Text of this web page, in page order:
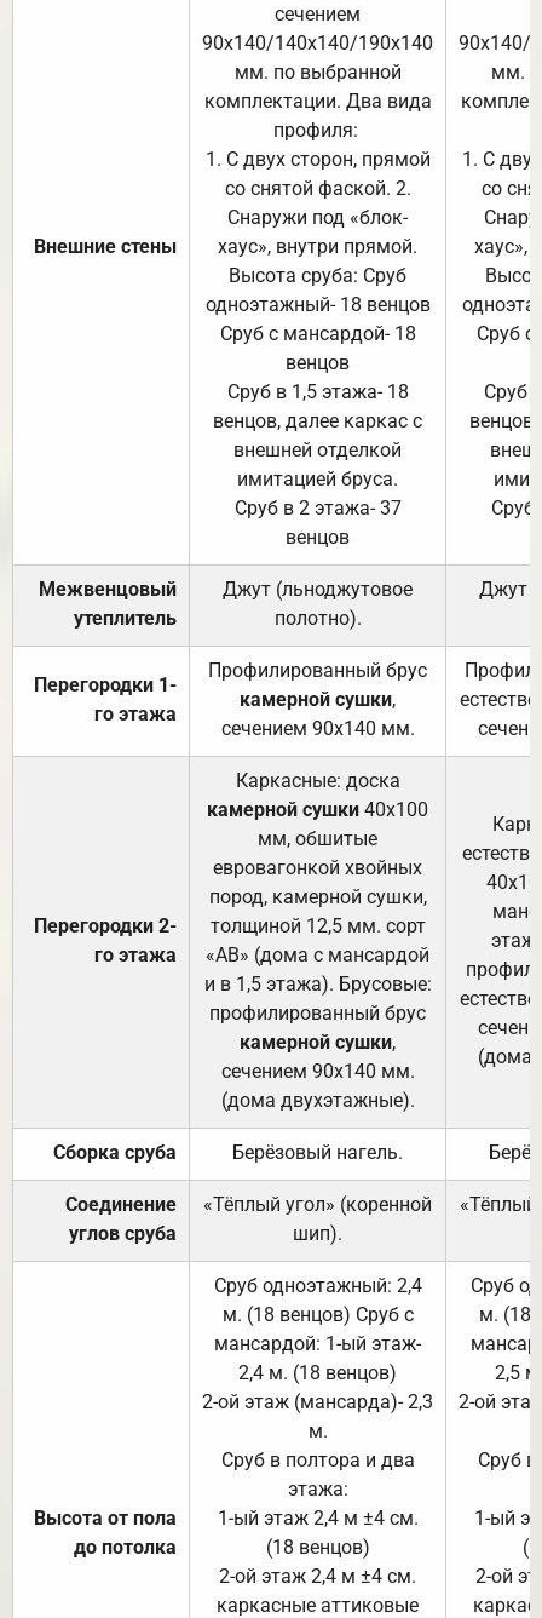
Внешние стены
сечением
90х140/140х140/190х140
мм. по выбранной
комплектации. Два вида
профиля:
1. С двух сторон, прямой
со снятой фаской. 2.
Снаружи под «блок-
хаус», внутри прямой.
Высота сруба: Сруб
одноэтажный- 18 венцов
Сруб с мансардой- 18
венцов
Сруб в 1,5 этажа- 18
венцов, далее каркас с
внешней отделкой
имитацией бруса.
Сруб в 2 этажа- 37
венцов
90х140/
мм.
1. С
со
хаус»,
Сруб с
Сруб
Сруб
Межвенцовый
утеплитель
Джут (льноджутовое
полотно).
Джут
Перегородки 1-
го этажа
Профилированный брус
камерной сушки,
сечением 90х140 мм.
Перегородки 2-
го этажа
Каркасные: доска
камерной сушки 40х100
мм, обшитые
евровагонкой хвойных
пород, камерной сушки,
толщиной 12,5 мм. сорт
«АВ» (дома с мансардой
и в 1,5 этажа). Брусовые:
профилированный брус
камерной сушки,
сечением 90х140 мм.
(дома двухэтажные).
(дома
Сборка сруба Берёзовый нагель.
Соединение
углов сруба
«Тёплый угол» (коренной
шип).
«Тёплый
Высота от пола
до потолка
Сруб одноэтажный: 2,4
м. (18 венцов) Сруб с
мансардой: 1-ый этаж-
2,4 м. (18 венцов)
2-ой этаж (мансарда)- 2,3
м.
Сруб в полтора и два
этажа:
1-ый этаж 2,4 м ±4 см.
(18 венцов)
2-ой этаж 2,4 м ±4 см.
каркасные аттиковые
Сруб
м. (18
2,5
2-ой
Сруб
1-ый
2-ой